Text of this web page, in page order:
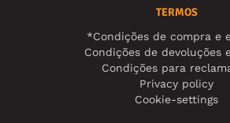
TERMOS
*Condições de compra e
Condições de devoluções
Condições para
Privacy policy
Cookie-settings